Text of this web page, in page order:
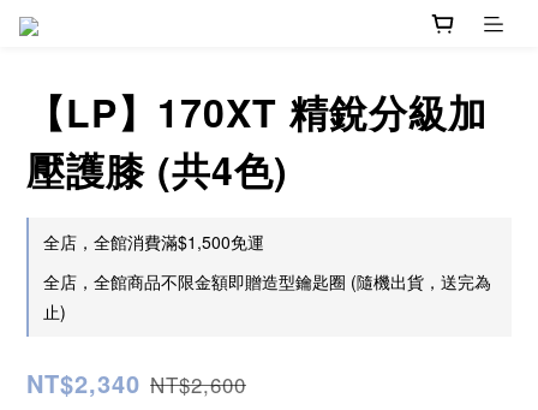
【LP】170XT 精銳分級加
壓護膝 (共4色)
全店，全館消費滿$1,500免運
全店，全館商品不限金額即贈造型鑰匙圈 (隨機出貨，送完為
止)
NT$2,340 NT$2,600